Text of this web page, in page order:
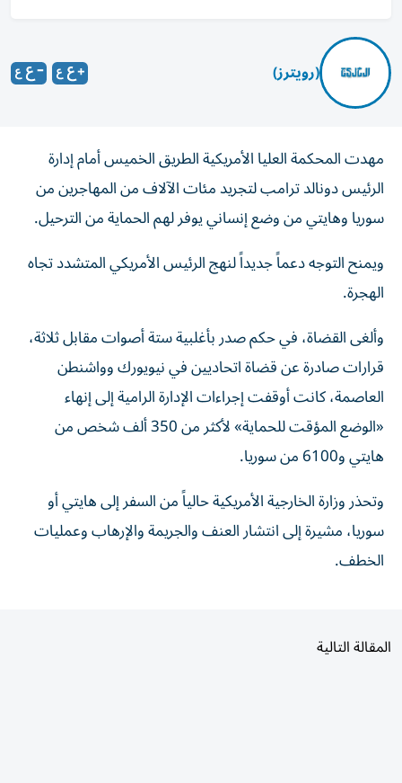
(رويترز)
مهدت المحكمة العليا الأمريكية ‌الطريق الخميس أمام ​إدارة
⁠الرئيس دونالد ‌ترامب لتجريد مئات الآلاف ‌من المهاجرين من
سوريا وهايتي من ‌وضع إنساني يوفر لهم الحماية ⁠من الترحيل.
ويمنح التوجه دعماً جديداً لنهج الرئيس الأمريكي المتشدد تجاه
الهجرة.
وألغى القضاة، في حكم ​صدر بأغلبية ستة أصوات ‌مقابل ثلاثة،
قرارات صادرة عن قضاة اتحاديين ⁠في نيويورك وواشنطن
العاصمة، كانت أوقفت إجراءات الإدارة الرامية ​إلى ‌إنهاء
«الوضع المؤقت للحماية» ‌لأكثر من 350 ألف شخص من
هايتي و6100 ‌من سوريا.
وتحذر ‌وزارة الخارجية ⁠الأمريكية حالياً ‌من السفر إلى هايتي أو
سوريا، مشيرة إلى ⁠انتشار ​العنف والجريمة والإرهاب وعمليات
الخطف.
المقالة التالية